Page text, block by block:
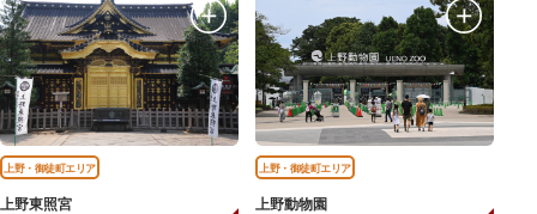
上野・御徒町エリア
上野東照宮
上野・御徒町エリア
上野動物園